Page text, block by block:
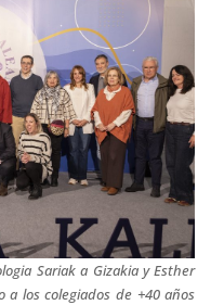
Sariak a Gizakia y Esther
a los colegiados de +40 años